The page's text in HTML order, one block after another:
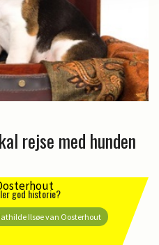
rejse med hunden
god historie?
Ilsøe van Oosterhout